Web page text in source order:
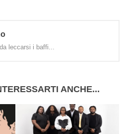
leccarsi i baffi...
ANCHE...